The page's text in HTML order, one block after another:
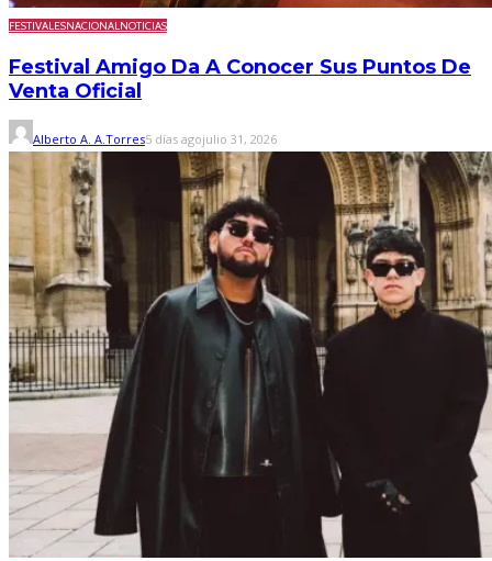
FESTIVALESNACIONALNOTICIAS
Festival Amigo Da A Conocer Sus Puntos De
Venta Oficial
Alberto A. A.Torres5 días agojulio 31, 2026